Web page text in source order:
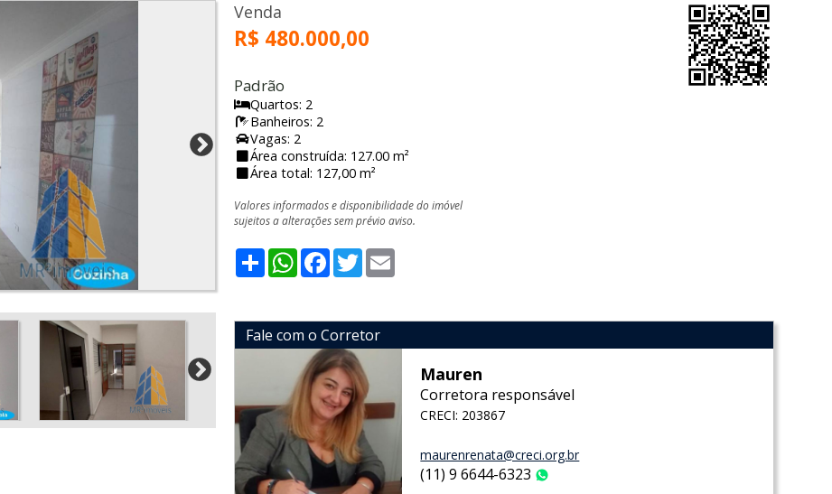
Venda
R$ 480.000,00
Padrão
Quartos: 2
Banheiros: 2
Vagas: 2
Área construída: 127.00 m²
Área total: 127,00 m²
Valores informados e disponibilidade do imóvel
sujeitos a alterações sem prévio aviso.
ShareWhatsApp
Facebook
Twitter
Fale com o Corretor
Mauren
Corretora responsável
CRECI: 203867
maurenrenata@creci.org.br
(11) 9 6644-6323